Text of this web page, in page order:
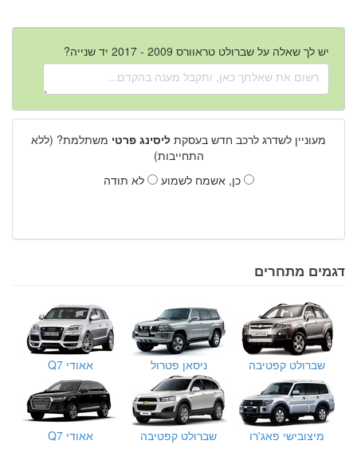
יש לך שאלה על שברולט טראוורס 2009 - 2017 יד שנייה?
מעוניין לשדרג לרכב חדש בעסקת ליסינג פרטי משתלמת? (ללא
התחייבות)
כן, אשמח לשמוע
לא תודה
דגמים מתחרים
שברולט קפטיבה ניסאן פטרול אאודי Q7
מיצובישי פאג'רו שברולט קפטיבה אאודי Q7